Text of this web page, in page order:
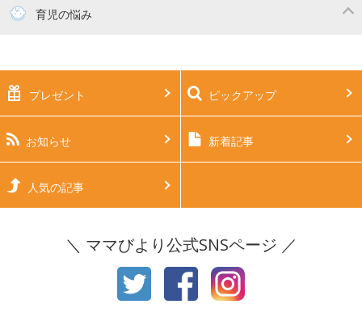
妊活 育児の悩み
生後2ヶ月 生後3ヶ月
生後4ヶ月 生後5ヶ月
生後6ヶ月
生後11ヶ月
プレゼント ピックアップ
お知らせ 新着記事
人気の記事
＼ ママびより公式SNSページ ／